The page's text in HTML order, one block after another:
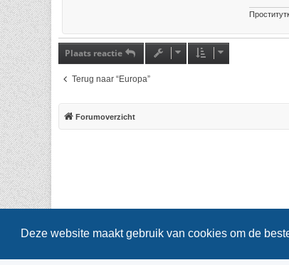
Deze website maakt gebruik van cookies om de
Plaats reactie
Terug naar “Europa”
Forumoverzicht